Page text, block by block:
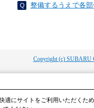
整備するうえで各
Copyright (c) SUBARU
適にサイトをご利用いただく